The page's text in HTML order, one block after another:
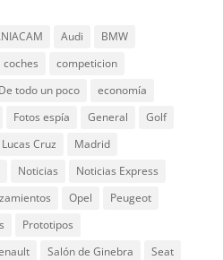
Audi
BMW
coches
competicion
De todo un poco
economía
Fotos espía General
Golf
Lucas Cruz
Madrid
Noticias
Noticias Express
Opel
Peugeot
Prototipos
Salón de Ginebra
Seat